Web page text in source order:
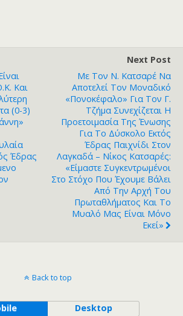
Και
(0-3)
Έδρας
Next Post
Με Τον Ν. Κατσαρέ Να
Αποτελεί Τον Μοναδικό
«πονοκέφαλο» Για Τον Γ.
Τζήμα Συνεχίζεται Η
Προετοιμασία Της Ένωσης
Για Το Δύσκολο Εκτός
Έδρας Παιχνίδι Στον
Λαγκαδά – Νίκος Κατσαρές:
«Είμαστε Συγκεντρωμένοι
Στο Στόχο Που Έχουμε Βάλει
Από Την Αρχή Του
Πρωταθλήματος Και Το
Μυαλό Μας Είναι Μόνο
Εκεί»
Back to top
Desktop